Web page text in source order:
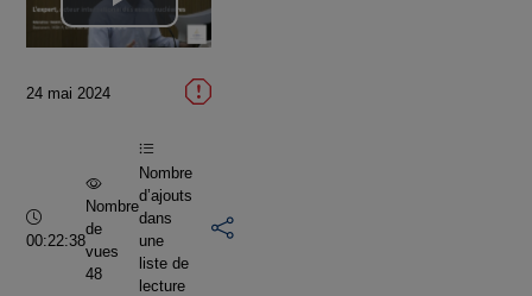
Lire
vidéo
24 mai 2024
Durée :
00:22:38
Nombre
de
vues
48
Nombre
d’ajouts
dans
une
liste de
lecture